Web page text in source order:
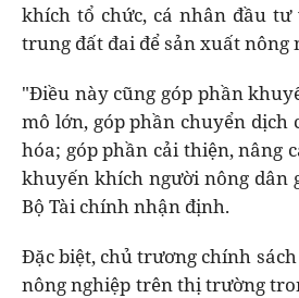
khích tổ chức, cá nhân đầu
trung đất đai để sản xuất nông
"Điều này cũng góp phần
mô lớn, góp phần chuyển
hóa; góp phần cải thiện, nâng
khuyến khích người nông dân
Bộ Tài chính nhận định.
Đặc biệt, chủ trương chính
nông nghiệp trên thị trường